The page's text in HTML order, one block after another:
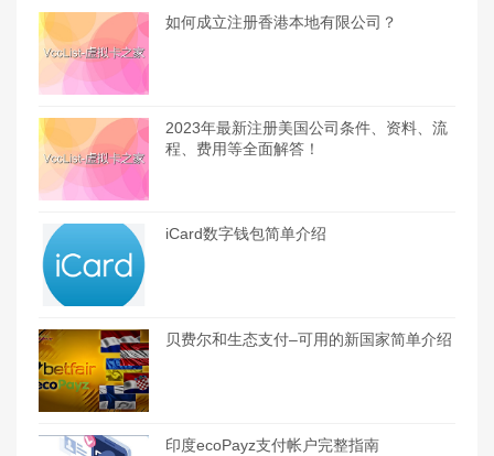
如何成立注册香港本地有限公司？
2023年最新注册美国公司条件、资料、流
程、费用等全面解答！
iCard数字钱包简单介绍
贝费尔和生态支付–可用的新国家简单介绍
印度ecoPayz支付帐户完整指南